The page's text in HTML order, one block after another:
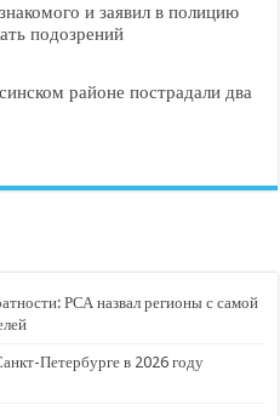
и заявил в полицию
подозрений
районе пострадали два
РСА назвал регионы с самой
Петербурге в 2026 году